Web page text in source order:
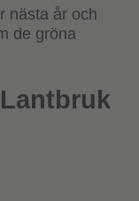
nästa år och
de gröna